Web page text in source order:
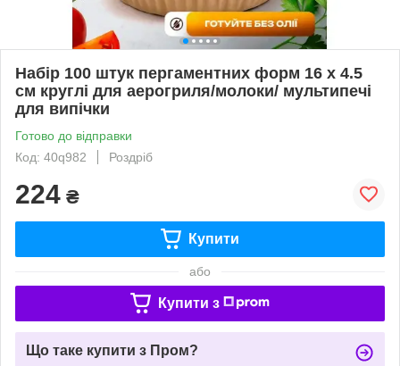
Набір 100 штук пергаментних форм 16 х 4.5
см круглі для аерогриля/молоки/ мультипечі
для випічки
Готово до відправки
Код: 40q982
Роздріб
224 ₴
Купити
або
Купити з
Що таке купити з Пром?